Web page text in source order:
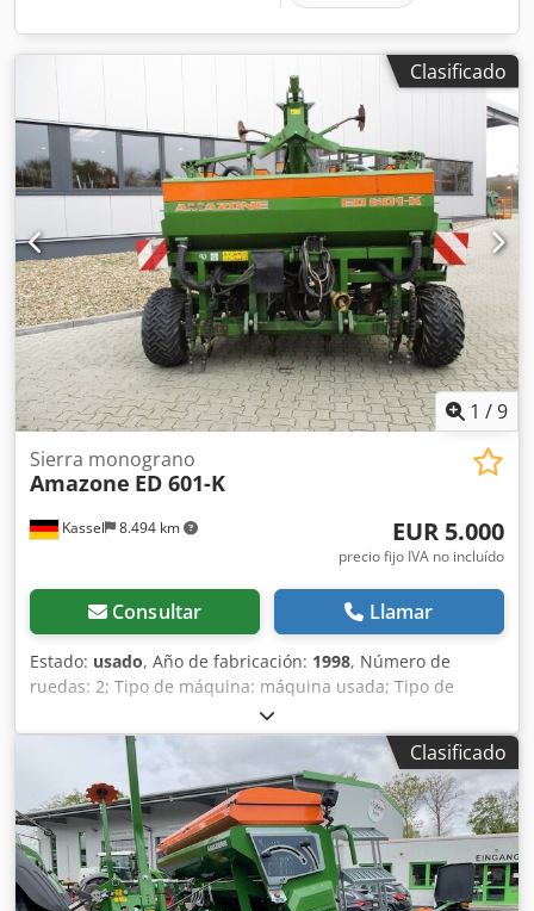
Clasificado
1 /9
Kassel 8.494 km
Sierra monograno
Amazone ED 601-K
EUR 5.000
precio fijo IVA no incluído
Consultar Llamar
Estado: usado, Año de fabricación: 1998, Número de
ruedas: 2; Tipo de máquina: máquina usada; Tipo de
bastidor: montaje; Sistema de fertilización / sinfín de
fertilizante / Dkedsr Ncfqopfx Aifer
Clasificado